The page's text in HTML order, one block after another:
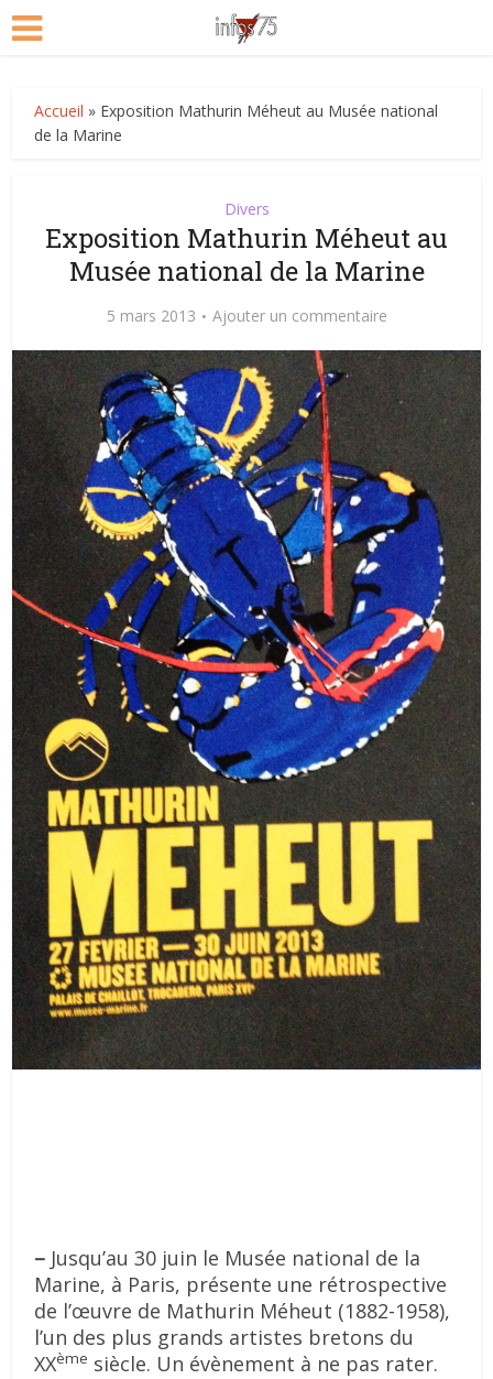
Accueil » Exposition Mathurin Méheut au Musée national
de la Marine
Divers
Exposition Mathurin Méheut au
Musée national de la Marine
5 mars 2013 Ajouter un commentaire
– Jusqu’au 30 juin le Musée national de la
Marine, à Paris, présente une rétrospective
de l’œuvre de Mathurin Méheut (1882-1958),
l’un des plus grands artistes bretons du
XXème siècle. Un évènement à ne pas rater.